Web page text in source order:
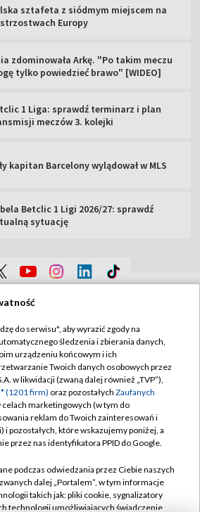
sztafeta z siódmym miejscem na
Europy
zdominowała Arkę. "Po takim meczu
tylko powiedzieć brawo" [WIDEO]
1 Liga: sprawdź terminarz i plan
meczów 3. kolejki
kapitan Barcelony wylądował w MLS
Betclic 1 Ligi 2026/27: sprawdź
sytuację
Sklep TVP
Biuro Reklamy
Oferta Handlowa
ogłoszenia
Emisja w TVP
przetargowe
Telewizyjna
prywatności
Moje zgody
Biuro reklamy
Kontakt
Spółka Akcyjna w likwidacji
do serwisu", aby wyrazić zgody na
śledzenia i zbierania danych,
urządzeniu końcowym i ich
Twoich danych osobowych przez
w likwidacji (zwaną dalej również „TVP”),
(1201 firm) oraz pozostałych Zaufanych
celach marketingowych (w tym do
reklam do Twoich zainteresowań i
pozostałych, które wskazujemy poniżej, a
przez nas identyfikatora PPID do Google.
podczas odwiedzania przez Ciebie naszych
zwanych dalej „Portalem”, w tym informacje
takich jak: pliki cookie, sygnalizatory
technologii umożliwiających świadczenie